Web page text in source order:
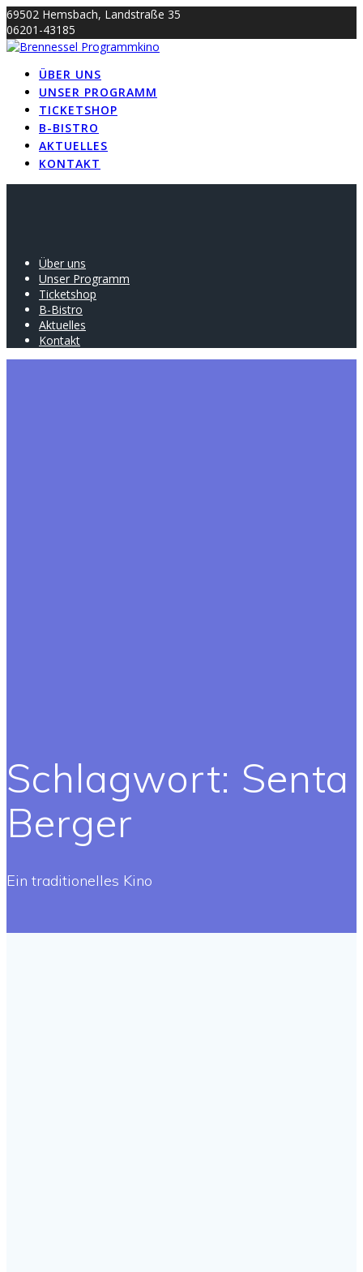
Skip
to
content
69502 Hemsbach, Landstraße 35
06201-43185
info@brennessel-kino.de
ÜBER UNS
UNSER PROGRAMM
TICKETSHOP
B-BISTRO
AKTUELLES
KONTAKT
Über uns
Unser Programm
Ticketshop
B-Bistro
Aktuelles
Kontakt
Schlagwort: Senta
Berger
Ein traditionelles Kino